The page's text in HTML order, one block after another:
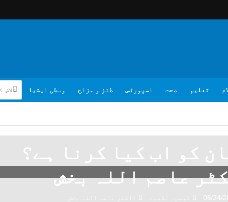
تعلیم صحت اسپورٹس طنز و مزاح وسطی ایشیا
کو اب کیا کرنا ہے؟
عاصم اللہ بخش
08/24/ ڈاکٹر عاصم اللہ بخش